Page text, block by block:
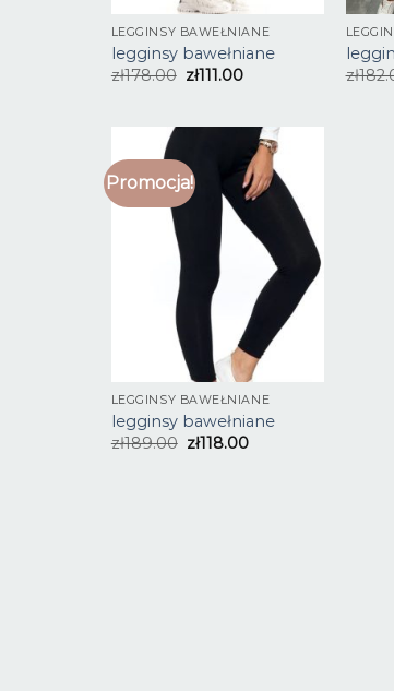
LEGGINSY BAWEŁNIANE
legginsy bawełniane
zł178.00 zł111.00
zł
Promocja!
LEGGINSY BAWEŁNIANE
legginsy bawełniane
zł189.00 zł118.00